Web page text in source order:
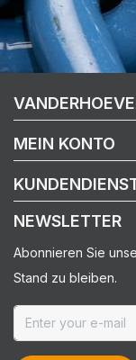
MEIN KONTO
NEWSLETTER
Abonnieren Sie
Stand zu bleiben.